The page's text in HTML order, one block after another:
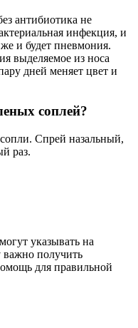
антибиотика не
инфекция, и
и будет пневмония.
выделяемое из носа
дней меняет цвет и
соплей?
Спрей назальный,
раз.
указывать на
получить
для правильной